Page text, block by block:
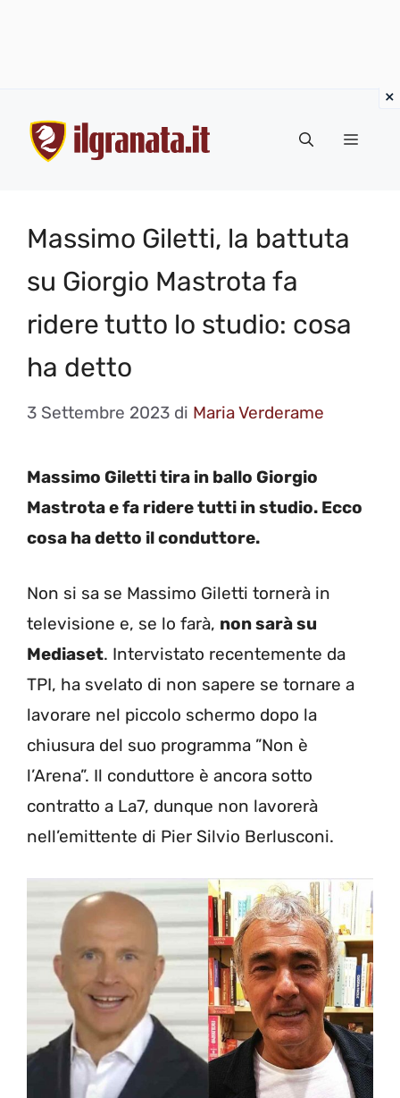
contenuto
Menu
Massimo Giletti, la battuta
su Giorgio Mastrota fa
ridere tutto lo studio: cosa
ha detto
3 Settembre 2023 di Maria Verderame
Massimo Giletti tira in ballo Giorgio
Mastrota e fa ridere tutti in studio. Ecco
cosa ha detto il conduttore.
Non si sa se Massimo Giletti tornerà in
televisione e, se lo farà, non sarà su
Mediaset. Intervistato recentemente da
TPI, ha svelato di non sapere se tornare a
lavorare nel piccolo schermo dopo la
chiusura del suo programma ”Non è
l’Arena”. Il conduttore è ancora sotto
contratto a La7, dunque non lavorerà
nell’emittente di Pier Silvio Berlusconi.